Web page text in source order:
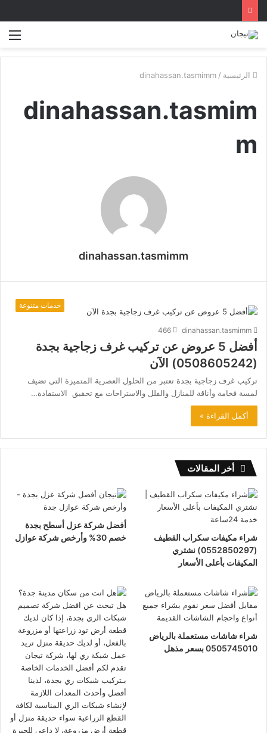
الرئيسية /
dinahassan.tasmimm
dinahassan.tasmim
m
dinahassan.tasmimm
خدمات متنوعة
dinahassan.tasmimm
466
أفضل 5 عروض عن تركيب غرف زجاجية بجدة
(0508605242) الآن
تركيب غرف زجاجية بجدة تعتبر من الحلول العصرية المتميزة التي تضيف
لمسة فخامة وأناقة للمنازل والفلل والاستراحات مع تحقيق الاستفادة…
أكمل القراءة »
أخر المقالات
شراء مكيفات سكراب القطيف
(0552850297) نشتري
المكيفات بأعلى الأسعار
أفضل شركة عزل أسطح بجدة
خصم 30% وأرخص شركة عوازل
شراء شاشات مستعملة بالرياض
0505745010 بسعر مذهل